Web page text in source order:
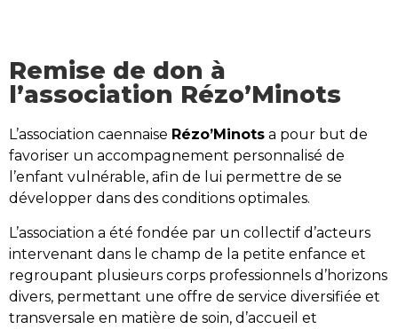
Remise de don à
l’association Rézo’Minots
L’association caennaise Rézo’Minots a pour but de
favoriser un accompagnement personnalisé de
l’enfant vulnérable, afin de lui permettre de se
développer dans des conditions optimales.
L’association a été fondée par un collectif d’acteurs
intervenant dans le champ de la petite enfance et
regroupant plusieurs corps professionnels d’horizons
divers, permettant une offre de service diversifiée et
transversale en matière de soin, d’accueil et